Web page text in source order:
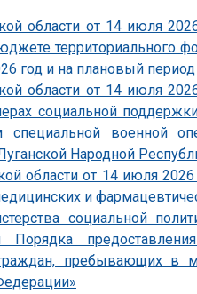
области от 14 июля
территориального
год и на плановый
области от 14 июля
социальной
специальной военной
Народной
области от 14 июля
и
социальной
Порядка
пребывающих в